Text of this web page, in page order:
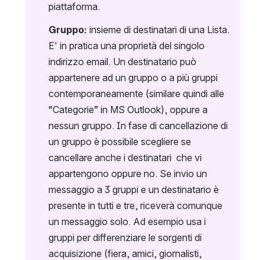
piattaforma.
Gruppo: insieme di destinatari di una Lista.
E' in pratica una proprietà del singolo
indirizzo email. Un destinatario può
appartenere ad un gruppo o a più gruppi
contemporaneamente (similare quindi alle
“Categorie” in MS Outlook), oppure a
nessun gruppo. In fase di cancellazione di
un gruppo è possibile scegliere se
cancellare anche i destinatari  che vi
appartengono oppure no. Se invio un
messaggio a 3 gruppi e un destinatario è
presente in tutti e tre, riceverà comunque
un messaggio solo. Ad esempio usa i
gruppi per differenziare le sorgenti di
acquisizione (fiera, amici, giornalisti,